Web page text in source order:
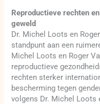
Reproductieve rechten
geweld
Dr. Michel Loots en
standpunt aan een
Michel Loots en Roger
reproductieve
rechten sterker
bescherming tegen
volgens Dr. Michel Loots